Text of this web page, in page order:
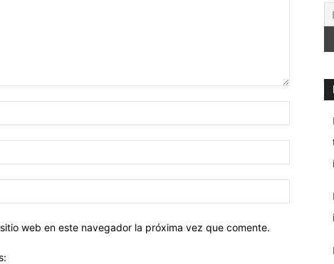
web en este navegador la próxima vez que comente.